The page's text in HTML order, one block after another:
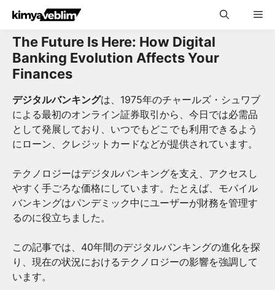
Skip
content
The Future Is Here: How Digital
Banking Evolution Affects Your
Finances
デジタルバンキングは、1975年のチャールズ・シュワブ
による最初のオンライン証券取引から、今日では必需品
として発展しており、いつでもどこでも利用できるよう
にローン、クレジットカードなどが提供されています。
テクノロジーはデジタルバンキングを支え、アクセスし
やすく手ごろな価格にしています。たとえば、モバイル
バンキングはパンデミック中にユーザーが財務を管理す
るのに役立ちました。
この記事では、40年間のデジタルバンキングの進化を探
り、現在の状況におけるテクノロジーの影響を強調して
います。